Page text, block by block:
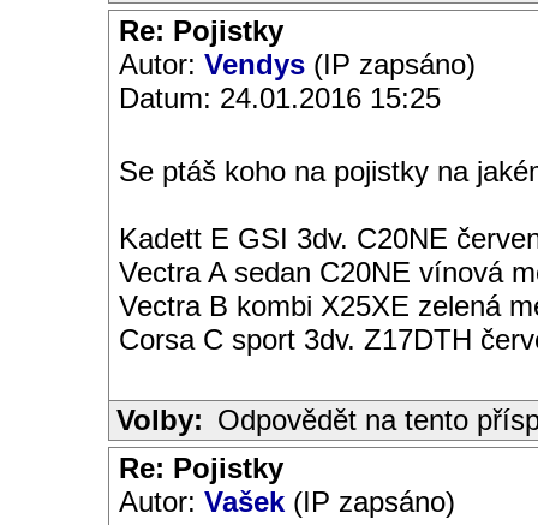
Re: Pojistky
Autor: Vendys (IP zapsáno)
Datum: 24.01.2016 15:25
Se ptáš koho na pojistky na
Kadett E GSI 3dv. C20NE
Vectra A sedan C20NE vínová
Vectra B kombi X25XE zelená
Corsa C sport 3dv. Z17DTH
Volby: Odpovědět na tento
Re: Pojistky
Autor: Vašek (IP zapsáno)